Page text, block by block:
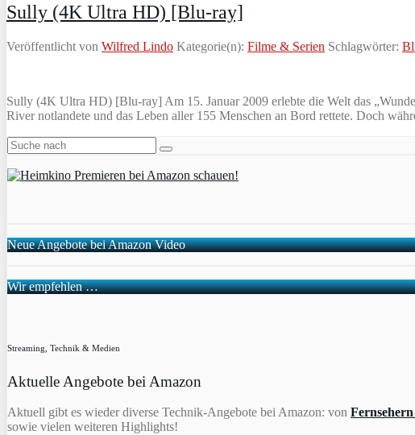
Sully (4K Ultra HD) [Blu-ray]
Veröffentlicht von Wilfred Lindo Kategorie(n): Filme & Serien Schlagwörter:
Sully (4K Ultra HD) [Blu-ray] Am 15. Januar 2009 erlebte die Welt das
River notlandete und das Leben aller 155 Menschen an Bord rettete. Doch
Neue Angebote bei Amazon Video
Wir empfehlen …
Streaming, Technik & Medien
Aktuelle Angebote bei Amazon
Aktuell gibt es wieder diverse Technik-Angebote bei Amazon: von
sowie vielen weiteren Highlights!